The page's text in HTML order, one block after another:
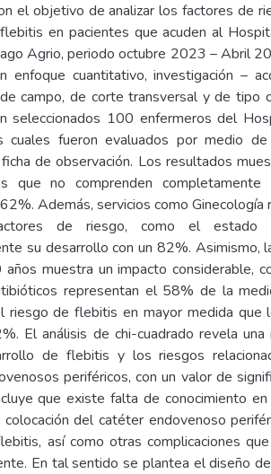
el objetivo de analizar los factores de
en pacientes que acuden al
Agrio, periodo octubre 2023 – Abril
enfoque cuantitativo, investigación –
campo, de corte transversal y de tipo
seleccionados 100 enfermeros del
cuales fueron evaluados por medio
de observación. Los resultados
que no comprenden
Además, servicios como Ginecología
de riesgo, como el estado
su desarrollo con un 82%. Asimismo,
muestra un impacto considerable,
representan el 58% de la
riesgo de flebitis en mayor medida que
El análisis de chi-cuadrado revela una
de flebitis y los riesgos
periféricos, con un valor de
que existe falta de conocimiento en
del catéter endovenoso
así como otras complicaciones
En tal sentido se plantea el diseño